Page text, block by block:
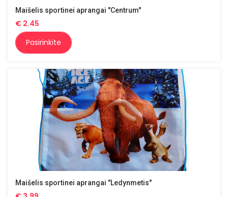
Maišelis sportinei aprangai "Centrum"
€ 2.45
Pasirinkite
Maišelis sportinei aprangai "Ledynmetis"